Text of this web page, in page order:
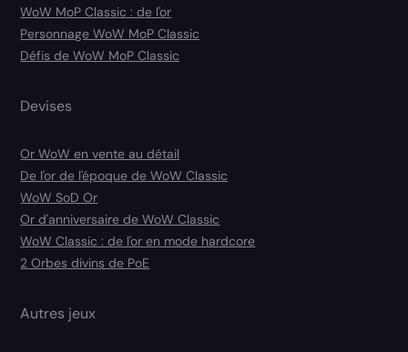
WoW MoP Classic : de l'or
Personnage WoW MoP Classic
Défis de WoW MoP Classic
Devises
Or WoW en vente au détail
De l'or de l'époque de WoW Classic
WoW SoD Or
Or d'anniversaire de WoW Classic
WoW Classic : de l'or en mode hardcore
2 Orbes divins de PoE
Autres jeux